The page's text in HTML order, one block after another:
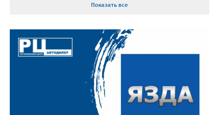
Показать все